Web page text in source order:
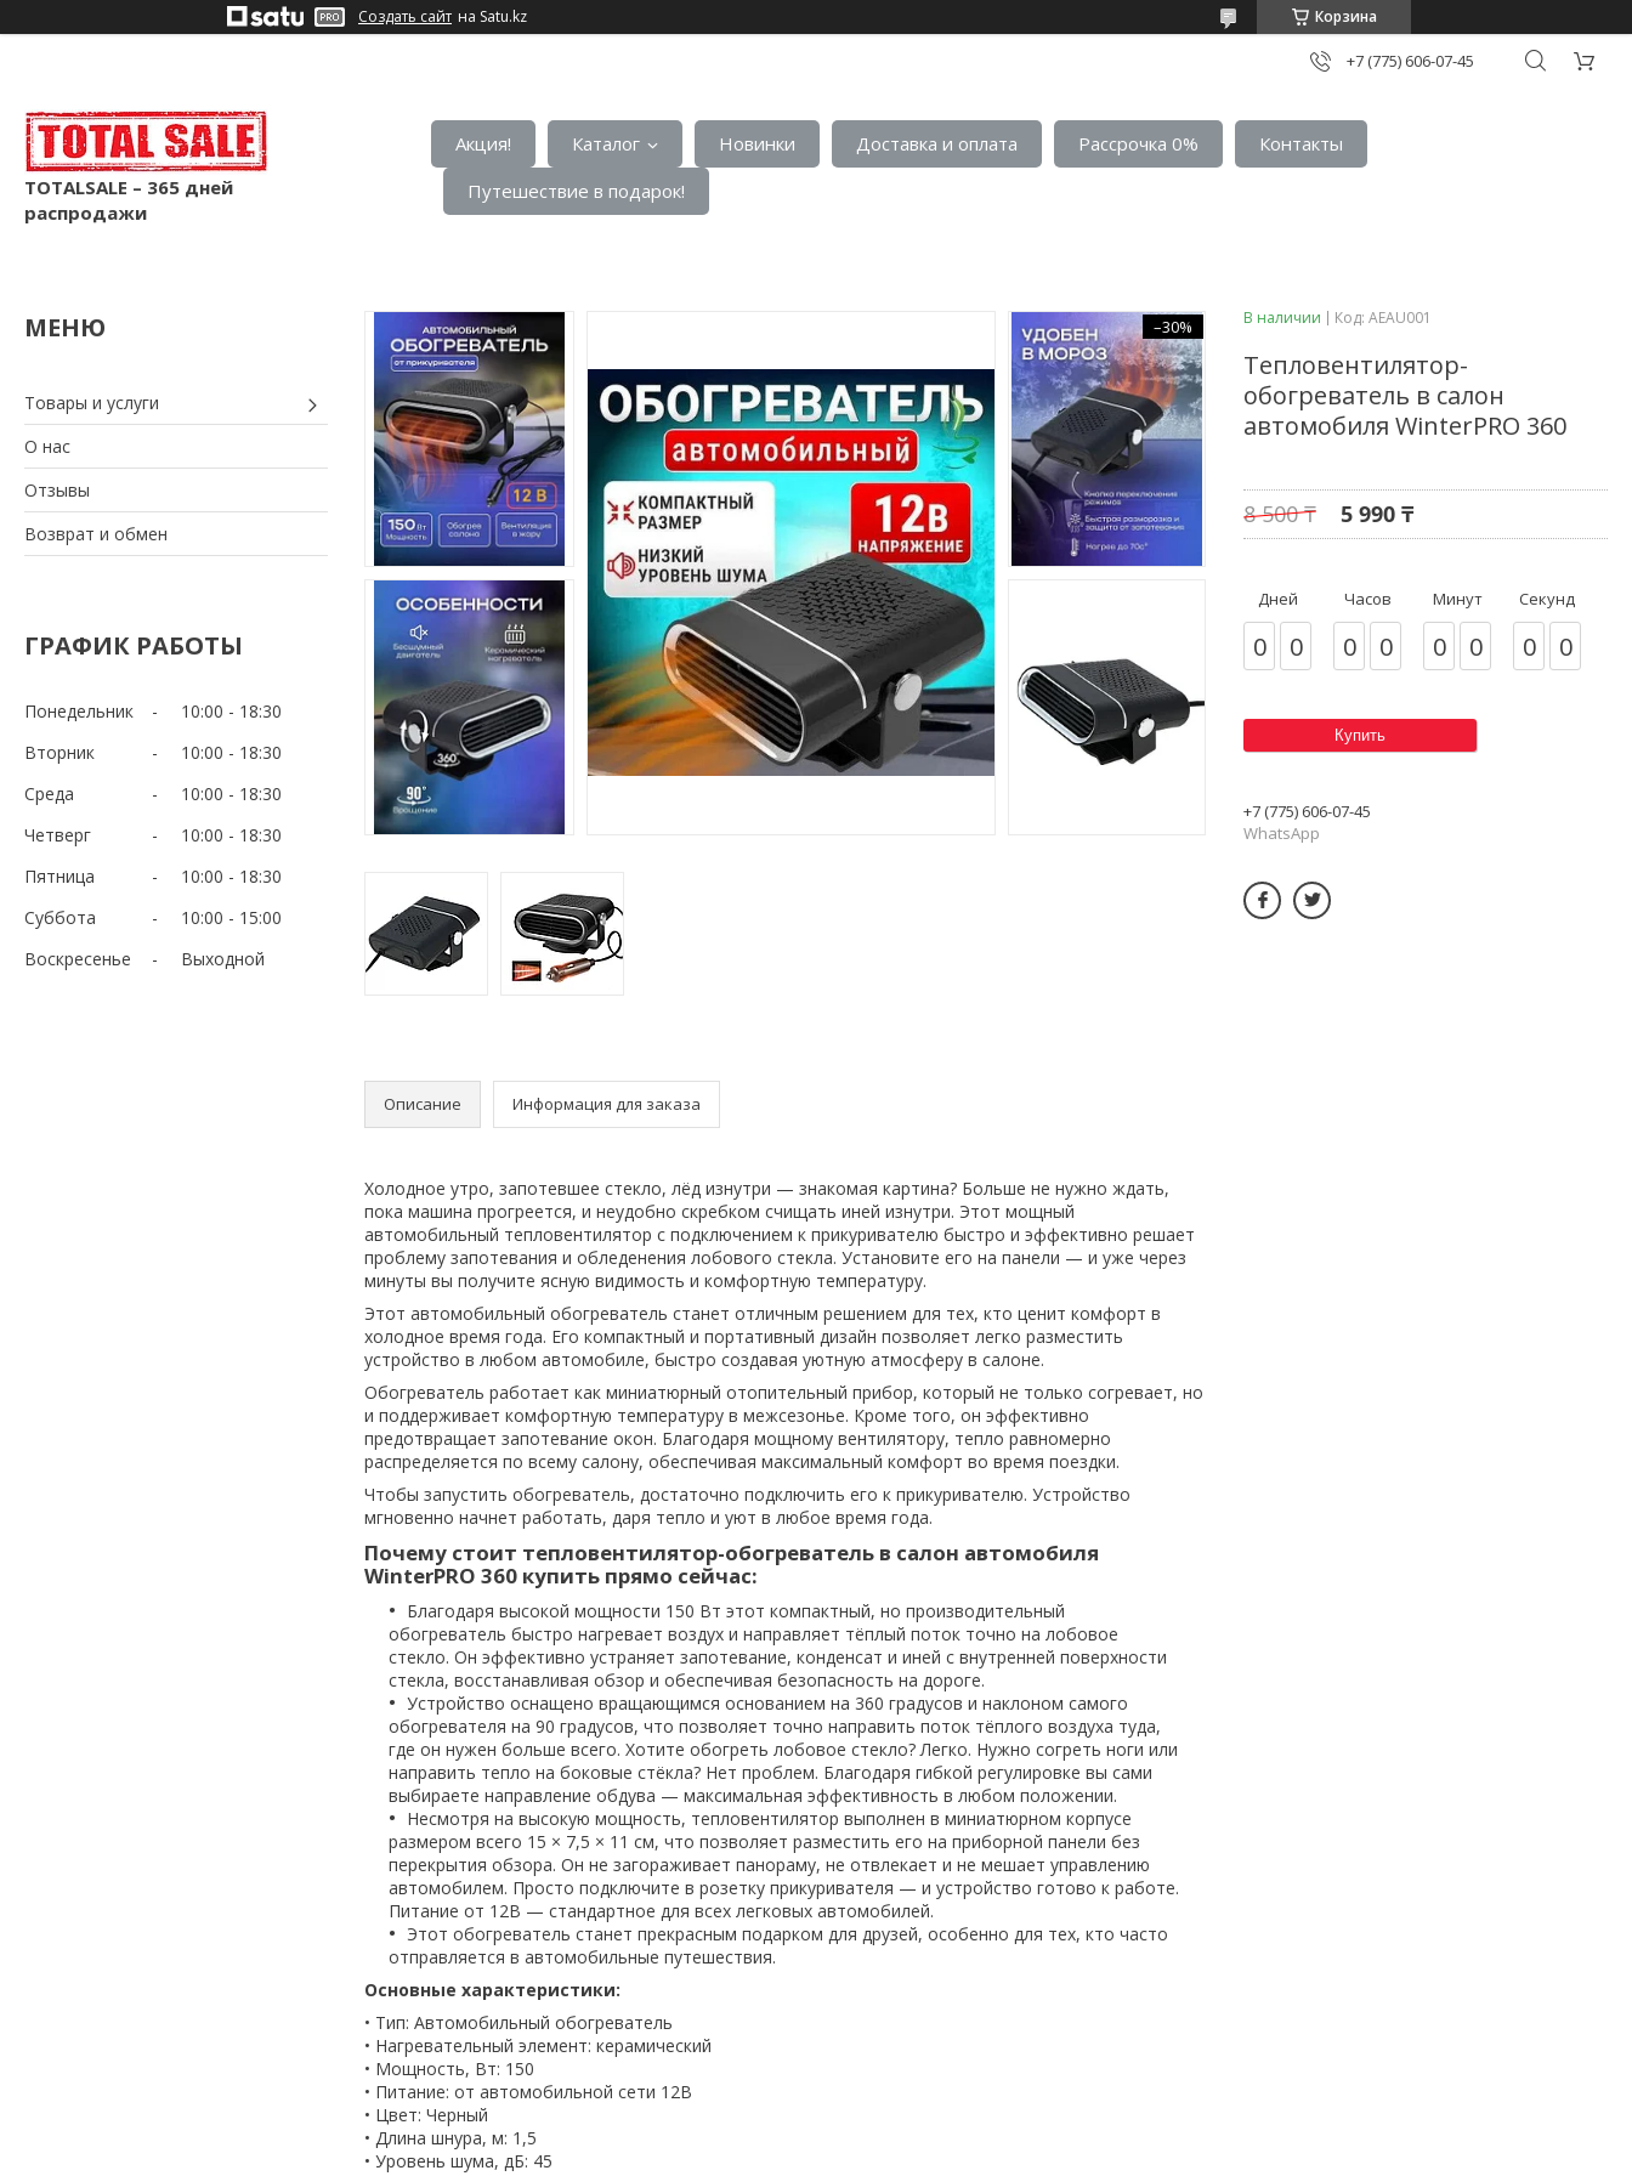
Создать сайт на Satu.kz Корзина
+7 (775) 606-07-45
TOTALSALE – 365 дней
распродажи
Акция! Каталог Новинки Доставка и оплата Рассрочка 0%
Контакты
Путешествие в подарок!
Товары и услуги
О нас
Отзывы
Возврат и обмен
ГРАФИК РАБОТЫ
Понедельник 10:00
18:30
Вторник
10:00
18:30
Среда
10:00
18:30
Четверг
10:00
18:30
Пятница
10:00
18:30
Суббота
10:00
15:00
Воскресенье
Выходной
–30%
Описание Информация для заказа
Холодное утро, запотевшее стекло, лёд изнутри — знакомая картина? Больше не нужно ждать,
пока машина прогреется, и неудобно скребком счищать иней изнутри. Этот мощный
автомобильный тепловентилятор с подключением к прикуривателю быстро и эффективно решает
проблему запотевания и обледенения лобового стекла. Установите его на панели — и уже через
минуты вы получите ясную видимость и комфортную температуру.
Этот автомобильный обогреватель станет отличным решением для тех, кто ценит комфорт в
холодное время года. Его компактный и портативный дизайн позволяет легко разместить
устройство в любом автомобиле, быстро создавая уютную атмосферу в салоне.
Обогреватель работает как миниатюрный отопительный прибор, который не только согревает, но
и поддерживает комфортную температуру в межсезонье. Кроме того, он эффективно
предотвращает запотевание окон. Благодаря мощному вентилятору, тепло равномерно
распределяется по всему салону, обеспечивая максимальный комфорт во время поездки.
Чтобы запустить обогреватель, достаточно подключить его к прикуривателю. Устройство
мгновенно начнет работать, даря тепло и уют в любое время года.
Почему стоит тепловентилятор-обогреватель в салон автомобиля
WinterPRO 360 купить прямо сейчас:
Благодаря высокой мощности 150 Вт этот компактный, но производительный
обогреватель быстро нагревает воздух и направляет тёплый поток точно на лобовое
стекло. Он эффективно устраняет запотевание, конденсат и иней с внутренней поверхности
стекла, восстанавливая обзор и обеспечивая безопасность на дороге.
Устройство оснащено вращающимся основанием на 360 градусов и наклоном самого
обогревателя на 90 градусов, что позволяет точно направить поток тёплого воздуха туда,
где он нужен больше всего. Хотите обогреть лобовое стекло? Легко. Нужно согреть ноги или
направить тепло на боковые стёкла? Нет проблем. Благодаря гибкой регулировке вы сами
выбираете направление обдува — максимальная эффективность в любом положении.
Несмотря на высокую мощность, тепловентилятор выполнен в миниатюрном корпусе
размером всего 15 × 7,5 × 11 см, что позволяет разместить его на приборной панели без
перекрытия обзора. Он не загораживает панораму, не отвлекает и не мешает управлению
автомобилем. Просто подключите в розетку прикуривателя — и устройство готово к работе.
Питание от 12В — стандартное для всех легковых автомобилей.
Этот обогреватель станет прекрасным подарком для друзей, особенно для тех, кто часто
отправляется в автомобильные путешествия.
Основные характеристики:
• Тип: Автомобильный обогреватель
• Нагревательный элемент: керамический
• Мощность, Вт: 150
• Питание: от автомобильной сети 12В
• Цвет: Черный
• Длина шнура, м: 1,5
• Уровень шума, дБ: 45
В наличии Код: AEAU001
Тепловентилятор-
обогреватель в салон
автомобиля WinterPRO 360
8 500 ₸ 5 990 ₸
Дней
0 0
Часов
0 0
Минут
0 0
Секунд
0 0
Купить
+7 (775) 606-07-45
WhatsApp